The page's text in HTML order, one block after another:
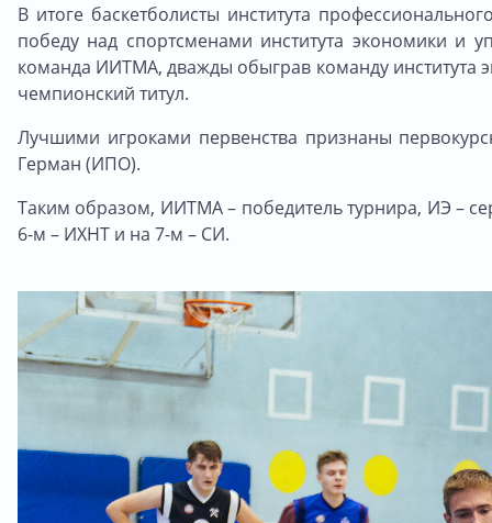
В итоге баскетболисты института
победу над спортсменами института экономики и
команда ИИТМА, дважды обыграв команду института
чемпионский титул.
Лучшими игроками первенства признаны
Герман (ИПО).
Таким образом, ИИТМА – победитель турнира, ИЭ –
6-м – ИХНТ и на 7-м – СИ.